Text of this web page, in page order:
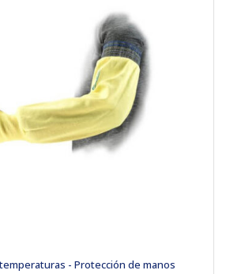
- Protección de manos